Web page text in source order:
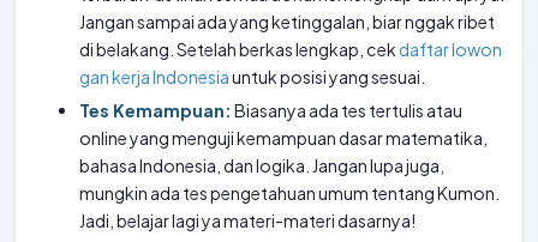
Jangan sampai ada yang ketinggalan, biar nggak ribet
di belakang. Setelah berkas lengkap, cek daftar lowon
gan kerja Indonesiauntuk posisi yang sesuai.
Tes Kemampuan: Biasanya ada tes tertulis atau
online yang menguji kemampuan dasar matematika,
bahasa Indonesia, dan logika. Jangan lupa juga,
mungkin ada tes pengetahuan umum tentang Kumon.
Jadi, belajar lagi ya materi-materi dasarnya!